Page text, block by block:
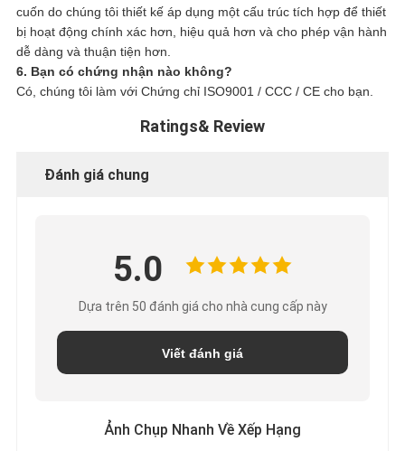
cuốn do chúng tôi thiết kế áp dụng một cấu trúc tích hợp để thiết
bị hoạt động chính xác hơn, hiệu quả hơn và cho phép vận hành
dễ dàng và thuận tiện hơn.
6. Bạn có chứng nhận nào không?
Có, chúng tôi làm với Chứng chỉ ISO9001 / CCC / CE cho bạn.
Ratings& Review
Đánh giá chung
5.0
Dựa trên 50 đánh giá cho nhà cung cấp này
Viết đánh giá
Ảnh Chụp Nhanh Về Xếp Hạng